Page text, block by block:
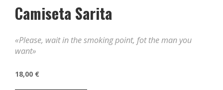
Camiseta Sarita
«Please, wait in the smoking point, fot the man you
want»
18,00 €